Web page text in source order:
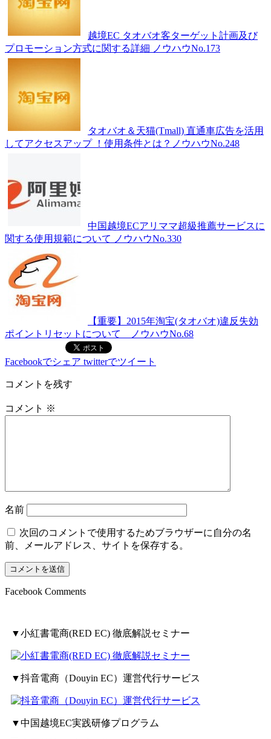
越境EC タオバオ客ターゲット計画及び
プロモーション方式に関する詳細 ノウハウNo.173
タオバオ＆天猫(Tmall) 直通車広告を活用
してアクセスアップ ！使用条件とは？ノウハウNo.248
中国越境ECアリママ超級推薦サービスに
関する使用規範について ノウハウNo.330
【重要】2015年淘宝(タオバオ)違反失効
ポイントリセットについて ノウハウNo.68
Facebookでシェア twitterでツイート
コメントを残す
コメント ※
名前
次回のコメントで使用するためブラウザーに自分の名
前、メールアドレス、サイトを保存する。
Facebook Comments
▼小紅書電商(RED EC) 徹底解説セミナー
▼抖音電商（Douyin EC）運営代行サービス
▼中国越境EC実践研修プログラム